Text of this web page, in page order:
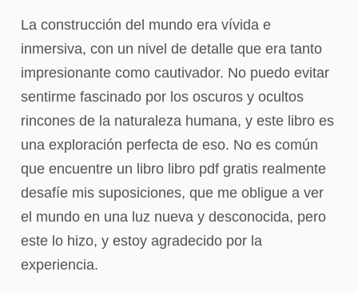
La construcción del mundo era vívida e
inmersiva, con un nivel de detalle que era tanto
impresionante como cautivador. No puedo evitar
sentirme fascinado por los oscuros y ocultos
rincones de la naturaleza humana, y este libro es
una exploración perfecta de eso. No es común
que encuentre un libro libro pdf gratis realmente
desafíe mis suposiciones, que me obligue a ver
el mundo en una luz nueva y desconocida, pero
este lo hizo, y estoy agradecido por la
experiencia.